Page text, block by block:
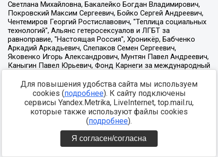
Для повышения удобства сайта мы используем
cookies (подробнее). К сайту подключены
сервисы Yandex.Metrika, LiveInternet, top.mail.ru,
которые также используют файлы cookies
(подробнее).
Я согласен/согласна